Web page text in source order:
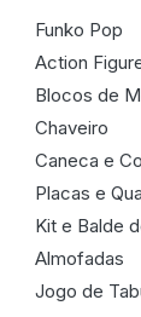
Funko Pop
Action
Blocos de
Chaveiro
Caneca e
Placas e
Kit e Balde
Almofadas
Jogo de